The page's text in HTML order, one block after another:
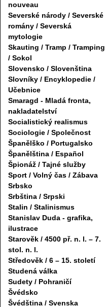
nouveau
Severské národy / Severské
romány / Severská
mytologie
Skauting / Tramp / Tramping
/ Sokol
Slovensko / Slovenština
Slovníky / Encyklopedie /
Učebnice
Smaragd - Mladá fronta,
nakladatelství
Socialistický realismus
Sociologie / Společnost
Španělško / Portugalsko
Španělština / Español
Špionáž / Tajné služby
Sport / Volný čas / Zábava
Srbsko
Srbština / Srpski
Stalin / Stalinismus
Stanislav Duda - grafika,
ilustrace
Starověk / 4500 př. n. l. – 7.
stol. n. l.
Středověk / 6 – 15. století
Studená válka
Sudety / Pohraničí
Švédsko
Švédština / Svenska